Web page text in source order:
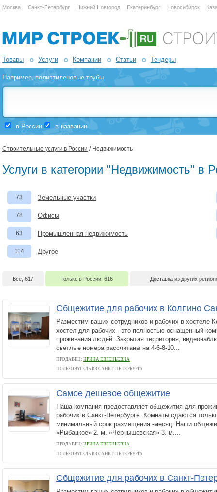
Москва Санкт-Петербург Нижний Новгород Екатеринбург Новосибирск
Товары Услуги Компании Статьи Тендеры
Например,полиэтиленовые трубы
в России в названии
Строительные услуги в России / Недвижимость
Услуги в категории "Недвижимость" в
73 Земельные участки
78 Офисы
63 Промышленная недвижимость
114 Другое
Все, 617 Только в России, 616 Доставка из других
Общежитие для рабочих в Колпино
Разместим ваших сотрудников и рабочих в хостеле
хостел для рабочих - это полностью оснащенный
проживания людей. Закрытая территория,
светлые номера рассчитаны на 4-6-8-10...
ПРОДАВЕЦ: ИРИНА ЕВГЕНЬЕВНА
ПОЛЬЗОВАТЕЛЬ ИЗ САНКТ-ПЕТЕРБУРГА
Самое дешевое общежитие
Наша компания предоставляет общежития для
рабочих в Санкт-Петербурге. Комнаты сдаются
минимальный срок размещения -месяц. Наши
«Рыбацкое» 2. м. «Чернышевская» 3. м....
ПРОДАВЕЦ: ИРИНА ЕВГЕНЬЕВНА
ПОЛЬЗОВАТЕЛЬ ИЗ САНКТ-ПЕТЕРБУРГА
Общежитие для рабочих в Санкт-